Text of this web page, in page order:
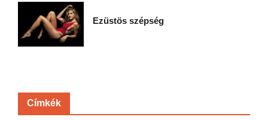
Ezüstös szépség
Címkék